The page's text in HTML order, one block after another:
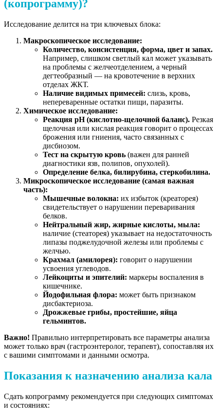
(копрограмму)?
Исследование делится на три ключевых блока:
Макроскопическое исследование:
Количество, консистенция, форма, цвет и запах.
Например, слишком светлый кал может указывать
на проблемы с желчеотделением, а черный
дегтеобразный — на кровотечение в верхних
отделах ЖКТ.
Наличие видимых примесей: слизь, кровь,
непереваренные остатки пищи, паразиты.
Химическое исследование:
Реакция pH (кислотно-щелочной баланс). Резкая
щелочная или кислая реакция говорит о процессах
брожения или гниения, часто связанных с
дисбиозом.
Тест на скрытую кровь (важен для ранней
диагностики язв, полипов, опухолей).
Определение белка, билирубина, стеркобилина.
Микроскопическое исследование (самая важная
часть):
Мышечные волокна: их избыток (креаторея)
свидетельствует о нарушении переваривания
белков.
Нейтральный жир, жирные кислоты, мыла:
наличие (стеаторея) указывает на недостаточность
липазы поджелудочной железы или проблемы с
желчью.
Крахмал (амилорея): говорит о нарушении
усвоения углеводов.
Лейкоциты и эпителий: маркеры воспаления в
кишечнике.
Йодофильная флора: может быть признаком
дисбактериоза.
Дрожжевые грибы, простейшие, яйца
гельминтов.
Важно! Правильно интерпретировать все параметры анализа
может только врач (гастроэнтеролог, терапевт), сопоставляя их
с вашими симптомами и данными осмотра.
Показания к назначению анализа кала
Сдать копрограмму рекомендуется при следующих симптомах
и состояниях: